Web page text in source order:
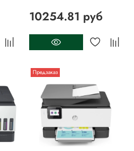
10254.81 руб
Предзаказ